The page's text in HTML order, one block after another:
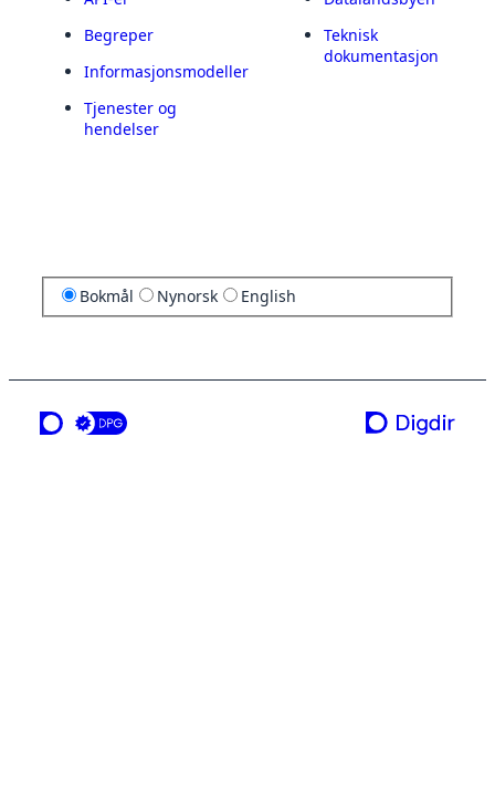
Begreper
Informasjonsmodeller
Tjenester og
hendelser
Teknisk
dokumentasjon
Bokmål Nynorsk English